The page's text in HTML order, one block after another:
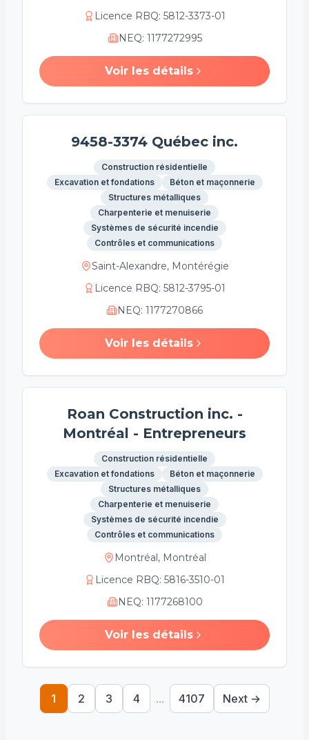
Licence RBQ: 5812-3373-01
NEQ: 1177272995
Voir les détails
9458-3374 Québec inc.
Construction résidentielle
Excavation et fondations
Béton et maçonnerie
Structures métalliques
Charpenterie et menuiserie
Systèmes de sécurité incendie
Contrôles et communications
Saint-Alexandre, Montérégie
Licence RBQ: 5812-3795-01
NEQ: 1177270866
Voir les détails
Roan Construction inc. -
Montréal - Entrepreneurs
Construction résidentielle
Excavation et fondations
Béton et maçonnerie
Structures métalliques
Charpenterie et menuiserie
Systèmes de sécurité incendie
Contrôles et communications
Montréal, Montréal
Licence RBQ: 5816-3510-01
NEQ: 1177268100
Voir les détails
1 2 3 4 ... 4107 Next →